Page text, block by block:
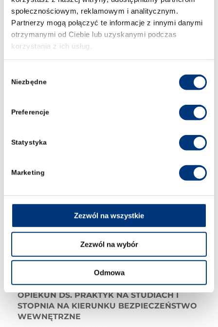
społecznościowym, reklamowym i analitycznym.
Partnerzy mogą połączyć te informacje z innymi danymi
otrzymanymi od Ciebie lub uzyskanymi podczas
korzystania z ich usług.
zgody
Niezbędne
Preferencje
Statystyka
Marketing
Zezwól na wszystkie
Zezwól na wybór
Odmowa
Konsultacje indywidualne dotyczące
przebiegu praktyk studenckich,
Współpraca z instytucjami w sprawie praktyk.
dr Andrzej Kamiński
OPIEKUN DS. PRAKTYK NA STUDIACH I
STOPNIA NA KIERUNKU BEZPIECZEŃSTWO
WEWNĘTRZNE